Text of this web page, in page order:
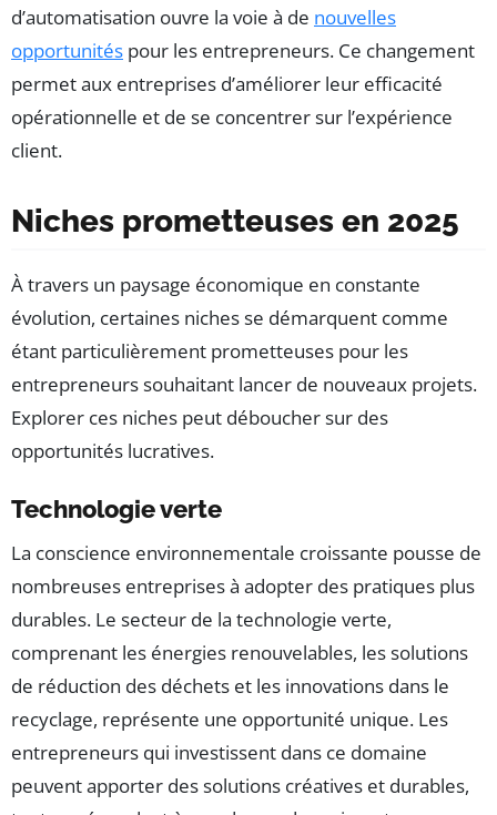
d’automatisation ouvre la voie à de nouvelles
opportunités pour les entrepreneurs. Ce changement
permet aux entreprises d’améliorer leur efficacité
opérationnelle et de se concentrer sur l’expérience
client.
Niches prometteuses en 2025
À travers un paysage économique en constante
évolution, certaines niches se démarquent comme
étant particulièrement prometteuses pour les
entrepreneurs souhaitant lancer de nouveaux projets.
Explorer ces niches peut déboucher sur des
opportunités lucratives.
Technologie verte
La conscience environnementale croissante pousse de
nombreuses entreprises à adopter des pratiques plus
durables. Le secteur de la technologie verte,
comprenant les énergies renouvelables, les solutions
de réduction des déchets et les innovations dans le
recyclage, représente une opportunité unique. Les
entrepreneurs qui investissent dans ce domaine
peuvent apporter des solutions créatives et durables,